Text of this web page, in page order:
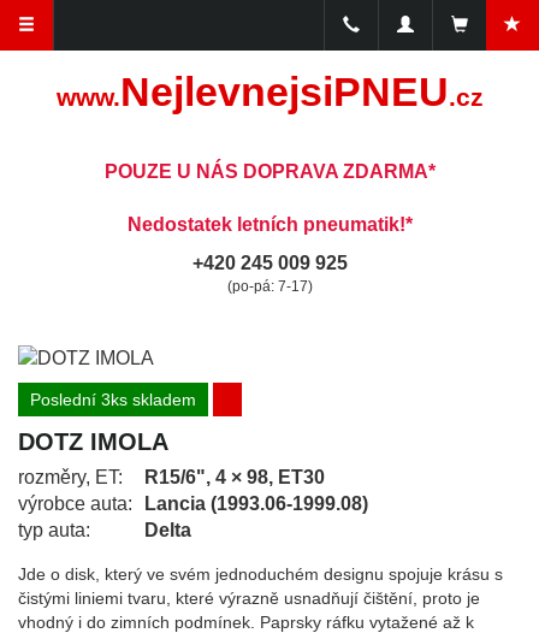
www.NejlevnejsiPNEU.cz
POUZE U NÁS DOPRAVA ZDARMA*
Nedostatek letních pneumatik!*
+420 245 009 925
(po-pá: 7-17)
Poslední 3ks skladem
DOTZ IMOLA
rozměry, ET:
R15/6", 4 × 98, ET30
výrobce auta:
Lancia (1993.06-1999.08)
typ auta:
Delta
Jde o disk, který ve svém jednoduchém designu spojuje krásu s
čistými liniemi tvaru, které výrazně usnadňují čištění, proto je
vhodný i do zimních podmínek. Paprsky ráfku vytažené až k